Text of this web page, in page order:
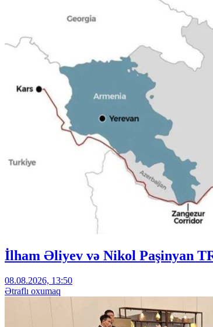
İlham Əliyev və Nikol Paşinyan
08.08.2026, 13:50
Ətraflı oxumaq